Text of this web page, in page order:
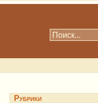
Рубрики